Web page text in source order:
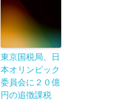
東京国税局、日
本オリンピック
委員会に２０億
円の追徴課税